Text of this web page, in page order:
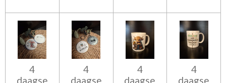
4
daagse
4
daagse
4
daagse
4
daagse